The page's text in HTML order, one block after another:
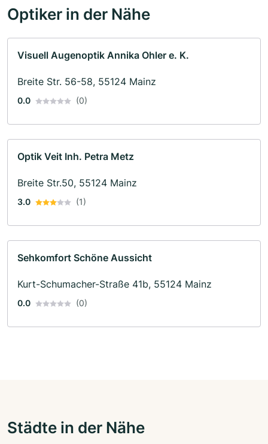
Optiker in der Nähe
Visuell Augenoptik Annika Ohler e. K.
Breite Str. 56-58, 55124 Mainz
0.0 (0)
Optik Veit Inh. Petra Metz
Breite Str.50, 55124 Mainz
3.0 (1)
Sehkomfort Schöne Aussicht
Kurt-Schumacher-Straße 41b, 55124 Mainz
0.0 (0)
Städte in der Nähe